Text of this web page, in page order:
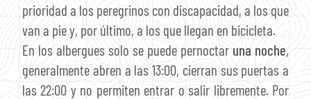
prioridad a los peregrinos con discapacidad, a los que
van a pie y, por último, a los que llegan en bicicleta.
En los albergues solo se puede pernoctaruna noche,
generalmente abren a las 13:00, cierran sus puertas a
las 22:00 y no permiten entrar o salir libremente. Por